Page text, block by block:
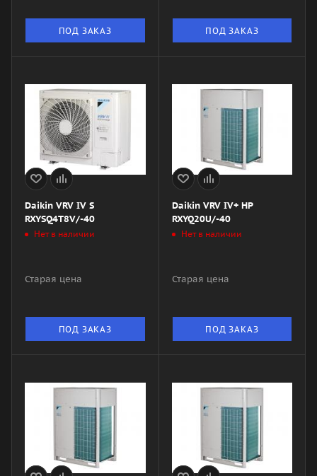
ПОД ЗАКАЗ ПОД ЗАКАЗ
Daikin VRV IV S
RXYSQ4T8V/-40
Нет в наличии
Старая цена
ПОД ЗАКАЗ
Daikin VRV IV+ HP
RXYQ20U/-40
Нет в наличии
Старая цена
ПОД ЗАКАЗ